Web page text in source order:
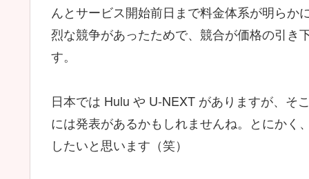
んとサービス開始前日まで料金体系が明ら
烈な競争があったためで、競合が価格の引き
す。
日本では Hulu や U-NEXT がありますが、そ
には発表があるかもしれませんね。とにかく
したいと思います（笑）